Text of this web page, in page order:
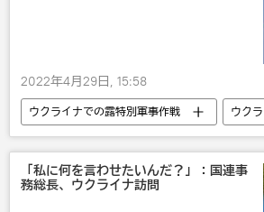
2022年4月29日, 15:58
ウクライナでの露特別軍事作戦
ウク
軍事
死去 米国
「私に何を言わせたいんだ？」：国連事
務総長、ウクライナ訪問